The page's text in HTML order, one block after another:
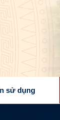
sử dụng